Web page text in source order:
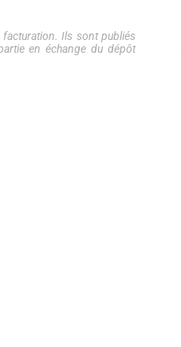
Ils sont publiés
en échange du dépôt